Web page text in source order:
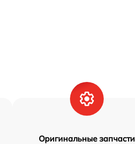
Оригинальные запчасти